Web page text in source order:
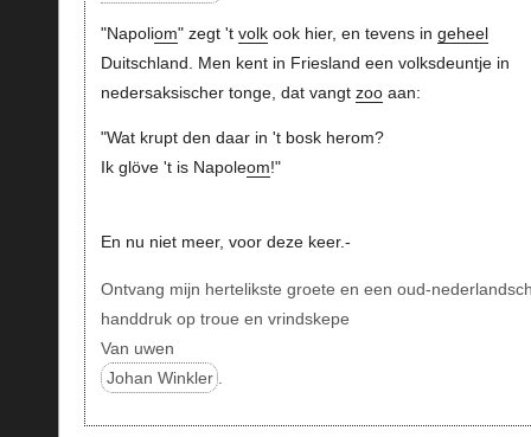
"Napoliom" zegt 't volkook hier, en tevens in geheel
Duitschland. Men kent in Friesland een volksdeuntje in
nedersaksischer tonge, dat vangt zooaan:
"Wat krupt den daar in 't bosk herom?
Ik glöve 't is Napoleom!"
En nu niet meer, voor deze keer.-
Ontvang mijn hertelikste groete en een oud-
handdruk op troue en vrindskepe
Van uwen
Johan Winkler